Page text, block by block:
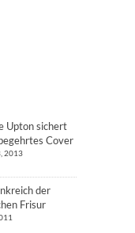
Upton sichert
Cover
2013
der
Frisur